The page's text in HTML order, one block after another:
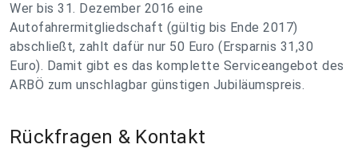
Wer bis 31. Dezember 2016 eine
Autofahrermitgliedschaft (gültig bis Ende 2017)
abschließt, zahlt dafür nur 50 Euro (Ersparnis 31,30
Euro). Damit gibt es das komplette Serviceangebot des
ARBÖ zum unschlagbar günstigen Jubiläumspreis.
Rückfragen & Kontakt